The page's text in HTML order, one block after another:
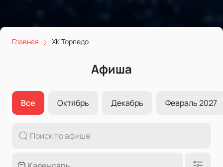
Главная ХК Торпедо
Афиша
Все Октябрь Декабрь Февраль 2027